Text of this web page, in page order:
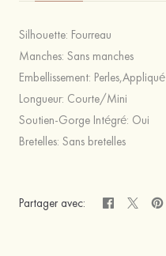
Silhouette: Fourreau
Manches: Sans manches
Embellissement: Perles,Appliqué
Longueur: Courte/Mini
Soutien-Gorge Intégré: Oui
Bretelles: Sans bretelles
Partager avec: